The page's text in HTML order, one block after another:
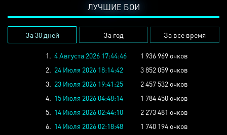
ЛУЧШИЕ БОИ
За 30 дней За год За все время
1. 4 Августа 2026 17:44:46
1 936 969 очков
2. 24 Июля 2026 18:14:42
3 852 059 очков
3. 23 Июля 2026 19:41:25
2 457 532 очков
4. 15 Июля 2026 04:48:14
1 784 450 очков
5. 14 Июля 2026 02:44:10
2 273 481 очков
6. 14 Июля 2026 02:18:48
1 740 194 очков